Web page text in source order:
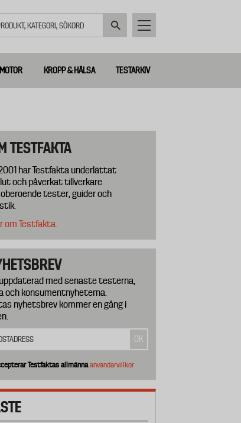
MOTOR KROPP & HÄLSA TESTARKIV
TESTFAKTA
har Testfakta underlättat
och påverkat tillverkare
tester, guider och
om Testfakta.
med senaste testerna,
och konsumentnyheterna.
nyhetsbrev kommer en gång i
Testfaktas allmännaanvändarvillkor